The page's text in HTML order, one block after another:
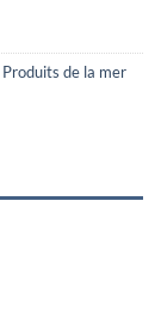
Produits de la mer